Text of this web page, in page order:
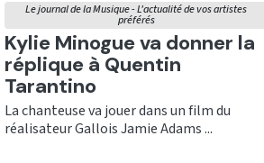
Ecouter
Kylie Minogue va donner la
réplique à Quentin
Tarantino
Le journal de la Musique - L'actualité de vos artistes
préférés
La chanteuse va jouer dans un film du
réalisateur Gallois Jamie Adams ...